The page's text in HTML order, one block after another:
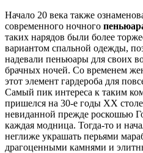
Начало 20 века также
современного ночного
таких нарядов были более
вариантом спальной одежды,
надевали пеньюары для своих
брачных ночей. Со временем
этот элемент гардероба для
Самый пик интереса к таким
пришелся на 30-е годы XX
невиданной прежде роскошью
каждая модница. Тогда-то и
неглиже украшать перьями
драгоценными камнями и